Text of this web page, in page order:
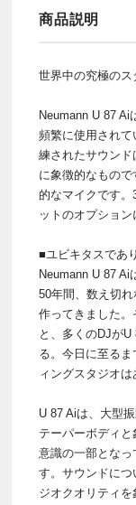
商品説明
世界中の究極のス
Neumann U 87 Ai
頻繁に使用され
練されたサウン
に象徴的なもの
的なマイクです
ットのオプション
■ユビキタスであ
Neumann U 87 Ai
50年間、数え切
作ってきました
と、多くのDJが
る。今日に至る
ィングスタジオは
U 87 Aiは、大型
テーパーボディ
意識の一部とな
す。サウンドにつ
ジオクオリティ